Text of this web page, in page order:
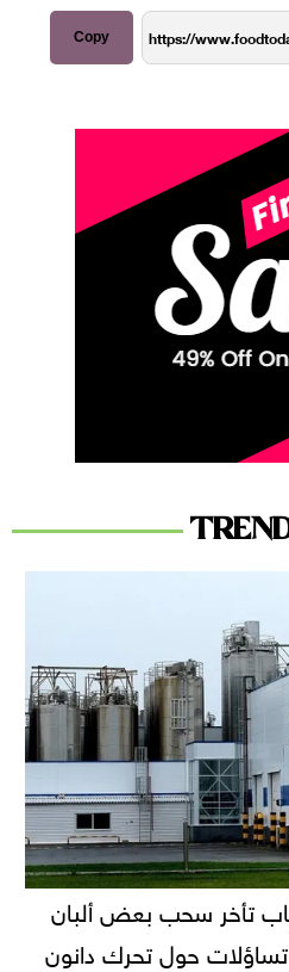
Copy
تأخر سحب بعض ألبان
حول تحرك دانون